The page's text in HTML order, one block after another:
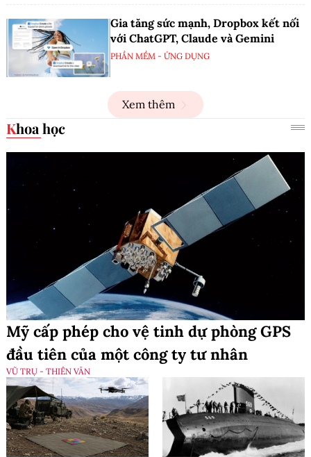
Gia tăng sức mạnh, Dropbox kết nối
với ChatGPT, Claude và Gemini
PHẦN MỀM - ỨNG DỤNG
Xem thêm
Khoa học
Mỹ cấp phép cho vệ tinh dự phòng GPS
đầu tiên của một công ty tư nhân
VŨ TRỤ - THIÊN VĂN